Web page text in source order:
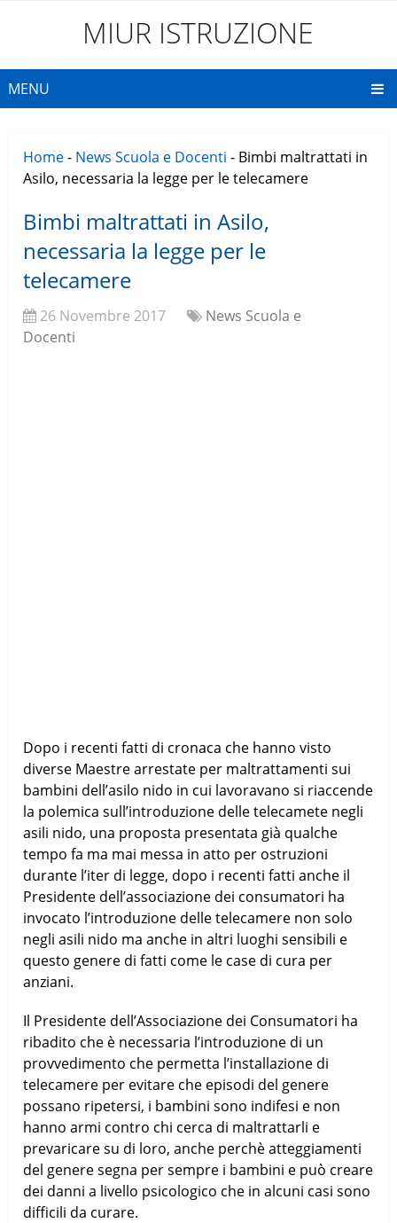
MIUR ISTRUZIONE
MENU
Home- News Scuola e Docenti - Bimbi maltrattati in
Asilo, necessaria la legge per le telecamere
Bimbi maltrattati in Asilo,
necessaria la legge per le
telecamere
26 Novembre 2017
News Scuola e
Docenti
Dopo i recenti fatti di cronaca che hanno visto
diverse Maestre arrestate per maltrattamenti sui
bambini dell’asilo nido in cui lavoravano si riaccende
la polemica sull’introduzione delle telecamete negli
asili nido, una proposta presentata già qualche
tempo fa ma mai messa in atto per ostruzioni
durante l’iter di legge, dopo i recenti fatti anche il
Presidente dell’associazione dei consumatori ha
invocato l’introduzione delle telecamere non solo
negli asili nido ma anche in altri luoghi sensibili e
questo genere di fatti come le case di cura per
anziani.
Il Presidente dell’Associazione dei Consumatori ha
ribadito che è necessaria l’introduzione di un
provvedimento che permetta l’installazione di
telecamere per evitare che episodi del genere
possano ripetersi, i bambini sono indifesi e non
hanno armi contro chi cerca di maltrattarli e
prevaricare su di loro, anche perchè atteggiamenti
del genere segna per sempre i bambini e può creare
dei danni a livello psicologico che in alcuni casi sono
difficili da curare.